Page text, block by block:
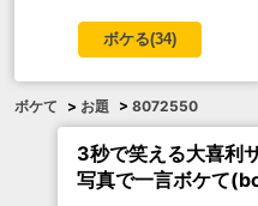
ボケる(34)
ボケて > お題 > 8072550
3秒で笑える大喜利
写真で一言ボケて